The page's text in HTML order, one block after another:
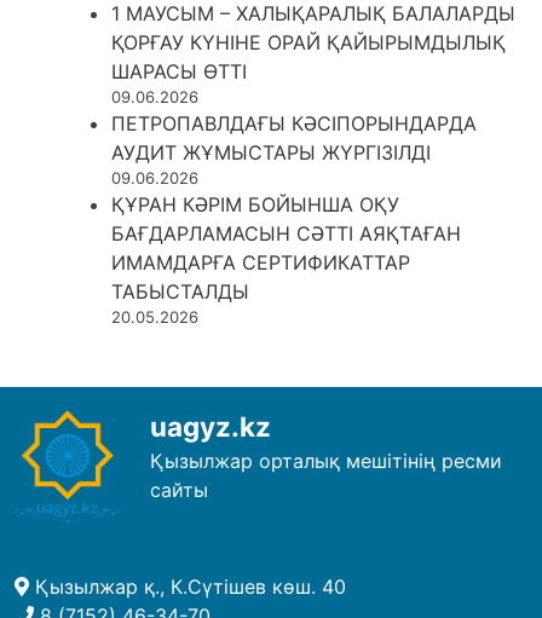
1 МАУСЫМ – ХАЛЫҚАРАЛЫҚ БАЛАЛАРДЫ
ҚОРҒАУ КҮНІНЕ ОРАЙ ҚАЙЫРЫМДЫЛЫҚ
ШАРАСЫ ӨТТІ
09.06.2026
ПЕТРОПАВЛДАҒЫ КӘСІПОРЫНДАРДА
АУДИТ ЖҰМЫСТАРЫ ЖҮРГІЗІЛДІ
09.06.2026
ҚҰРАН КӘРІМ БОЙЫНША ОҚУ
БАҒДАРЛАМАСЫН СӘТТІ АЯҚТАҒАН
ИМАМДАРҒА СЕРТИФИКАТТАР
ТАБЫСТАЛДЫ
20.05.2026
uagyz.kz
Қызылжар орталық мешітінің ресми
сайты
Қызылжар қ., К.Сүтішев көш. 40